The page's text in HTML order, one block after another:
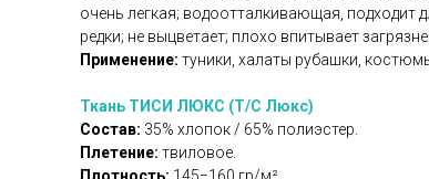
очень легкая; водоотталкивающая, подходит
редки; не выцветает; плохо впитывает
Применение: туники, халаты рубашки,
Ткань ТИСИ ЛЮКС (Т/С Люкс)
Состав: 35% хлопок / 65% полиэстер.
Плетение: твиловое.